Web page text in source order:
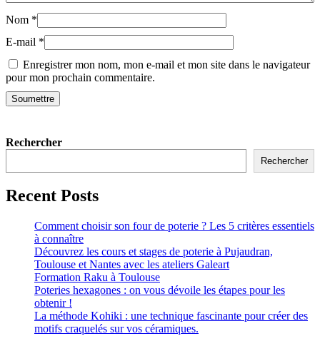
Nom *
E-mail *
Enregistrer mon nom, mon e-mail et mon site dans le navigateur
pour mon prochain commentaire.
Rechercher
Rechercher
Recent Posts
Comment choisir son four de poterie ? Les 5 critères essentiels
à connaître
Découvrez les cours et stages de poterie à Pujaudran,
Toulouse et Nantes avec les ateliers Galeart
Formation Raku à Toulouse
Poteries hexagones : on vous dévoile les étapes pour les
obtenir !
La méthode Kohiki : une technique fascinante pour créer des
motifs craquelés sur vos céramiques.